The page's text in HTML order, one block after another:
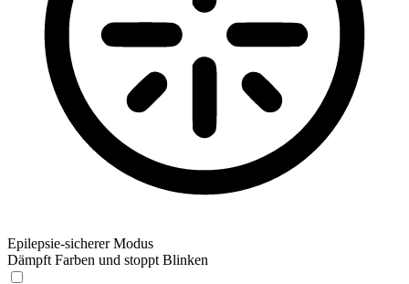
Epilepsie-sicherer Modus
Dämpft Farben und stoppt Blinken